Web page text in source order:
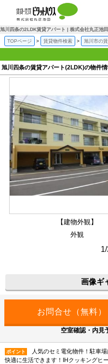
旭川四条の2LDK賃貸アパート | 株式会社丸正池田
TOPページ 賃貸物件検索 旭川市の
旭川四条の賃貸アパート(2LDK)の物件
【建物外観】
外観
画像ギ
空室確認・内見
ポイント
人気のセミ電化物件！駐車
快適に生活できます！IHクッキングヒ